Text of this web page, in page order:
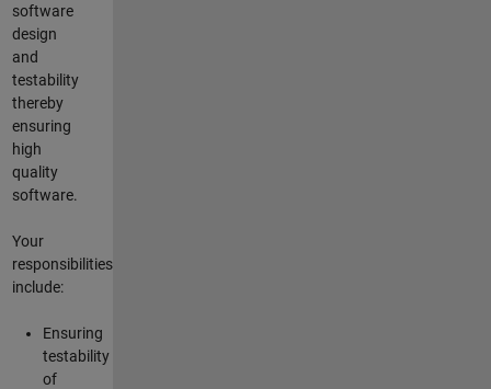
software
design
and
testability
thereby
ensuring
high
quality
software.
Your
responsibilities
include:
Ensuring
testability
of